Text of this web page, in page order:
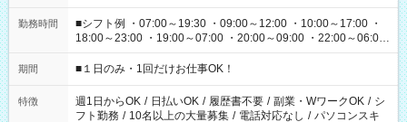
勤務時間
■シフト例 ・07:00～19:30 ・09:00～12:00 ・10:00～17:00 ・
18:00～23:00 ・19:00～07:00 ・20:00～09:00 ・22:00～06:00
etc ★最短で3時間で5,120円のお仕事から 15時間で2万円近く稼
げるお仕事も！ ご希望のお時間に合わせてご紹介！ ※シフトは
ください！
期間 ■１日のみ・1回だけお仕事OK！
特徴 週1日からOK / 日払いOK / 履歴書不要 / 副業・WワークOK / シ
フト勤務 / 10名以上の大量募集 / 電話対応なし / パソコンスキ